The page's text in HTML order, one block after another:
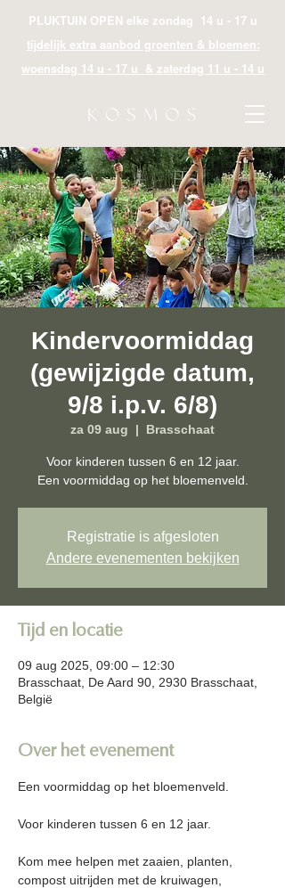
PLUKTUIN OPEN elke zondag 14 u - 17 u
tijdelijk extra aanbod groenten & bloemen:
woensdag 14 u - 17 u & zaterdag 11 u - 14 u
Kindervoormiddag
(gewijzigde datum,
9/8 i.p.v. 6/8)
za 09 aug
  |
Brasschaat
Voor kinderen tussen 6 en 12 jaar.
Een voormiddag op het bloemenveld.
Registratie is afgesloten
Andere evenementen bekijken
Tijd en locatie
09 aug 2025, 09:00 – 12:30
Brasschaat, De Aard 90, 2930 Brasschaat,
België
Over het evenement
Een voormiddag op het bloemenveld.
Voor kinderen tussen 6 en 12 jaar.
Kom mee helpen met zaaien, planten,
compost uitrijden met de kruiwagen,